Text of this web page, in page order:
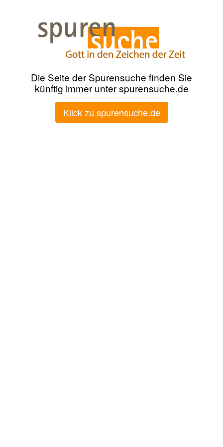
Die Seite der Spurensuche finden Sie
künftig immer unter spurensuche.de
Klick zu spurensuche.de